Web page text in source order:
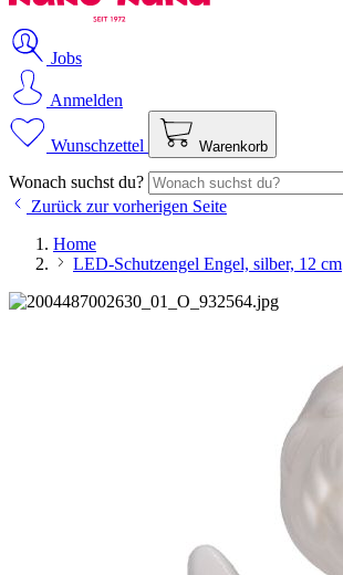
Jobs
Anmelden
Wunschzettel Warenkorb
Wonach suchst du?
Zurück zur vorherigen Seite
Home
LED-Schutzengel Engel, silber, 12 cm